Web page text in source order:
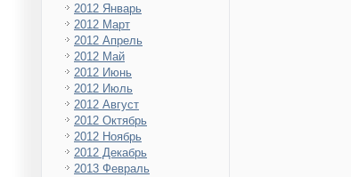
2012 Январь
2012 Март
2012 Апрель
2012 Май
2012 Июнь
2012 Июль
2012 Август
2012 Октябрь
2012 Ноябрь
2012 Декабрь
2013 Февраль